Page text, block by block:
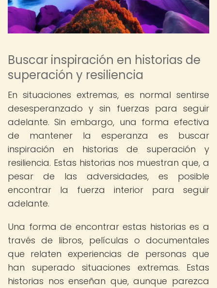
Buscar inspiración en historias de
superación y resiliencia
En situaciones extremas, es normal sentirse
desesperanzado y sin fuerzas para seguir
adelante. Sin embargo, una forma efectiva
de mantener la esperanza es buscar
inspiración en historias de superación y
resiliencia. Estas historias nos muestran que, a
pesar de las adversidades, es posible
encontrar la fuerza interior para seguir
adelante.
Una forma de encontrar estas historias es a
través de libros, películas o documentales
que relaten experiencias de personas que
han superado situaciones extremas. Estas
historias nos enseñan que, aunque parezca